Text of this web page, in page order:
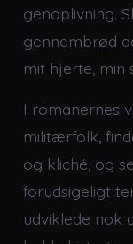
genoplivning.
gennembrød
mit hjerte,
I romanernes
militærfolk,
og kliché, og
forudsigeligt
udviklede nok